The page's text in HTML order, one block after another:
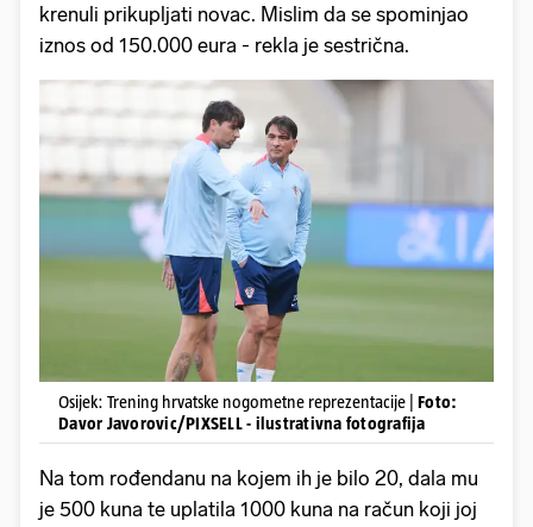
krenuli prikupljati novac. Mislim da se spominjao
iznos od 150.000 eura - rekla je sestrična.
Osijek: Trening hrvatske nogometne reprezentacije | Foto:
Davor Javorovic/PIXSELL - ilustrativna fotografija
Na tom rođendanu na kojem ih je bilo 20, dala mu
je 500 kuna te uplatila 1000 kuna na račun koji joj